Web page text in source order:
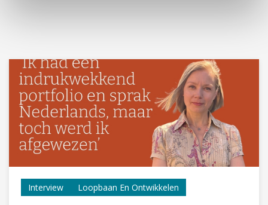
Interview Loopbaan En Ontwikkelen